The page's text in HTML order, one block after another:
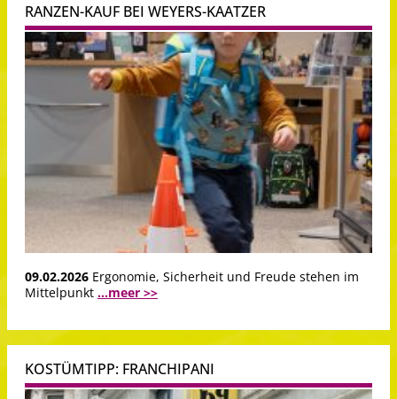
RANZEN-KAUF BEI WEYERS-KAATZER
09.02.2026 Ergonomie, Sicherheit und Freude stehen im
Mittelpunkt ...meer >>
KOSTÜMTIPP: FRANCHIPANI